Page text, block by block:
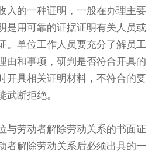
入的一种证明，一般在办理主要
是用可靠的证据证明有关人员或
。单位工作人员要充分了解员工
由和事项，研判是否符合开具的
开具相关证明材料，不符合的要
武断拒绝。
与劳动者解除劳动关系的书面证
者解除劳动关系后必须出具的一